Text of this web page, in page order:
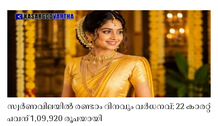
സ്വർണവിലയിൽ രണ്ടാം ദിനവും വർധനവ്; 22 കാരറ്റ്
പവന് 1,09,920 രൂപയായി